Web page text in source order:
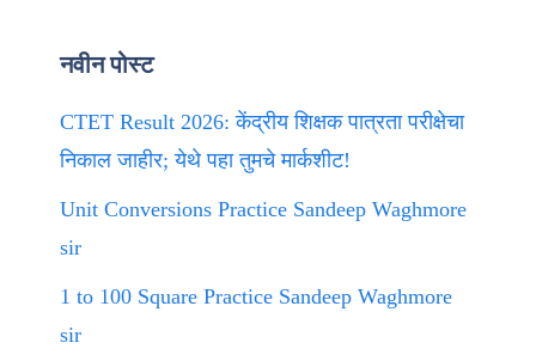
नवीन पोस्ट
CTET Result 2026: केंद्रीय शिक्षक पात्रता परीक्षेचा
निकाल जाहीर; येथे पहा तुमचे मार्कशीट!
Unit Conversions Practice Sandeep Waghmore
sir
1 to 100 Square Practice Sandeep Waghmore
sir